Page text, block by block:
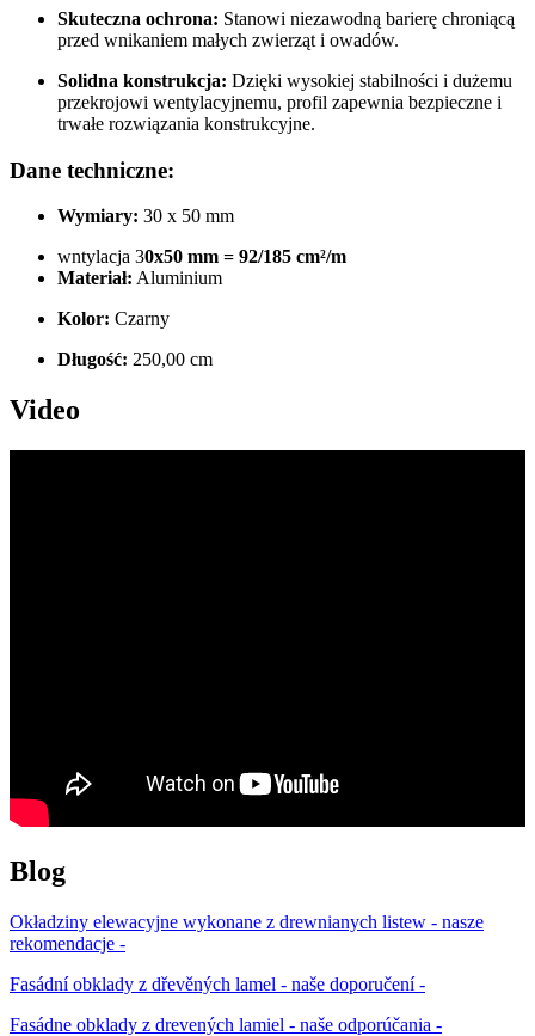
Skuteczna ochrona: Stanowi niezawodną barierę chroniącą
przed wnikaniem małych zwierząt i owadów.
Solidna konstrukcja: Dzięki wysokiej stabilności i dużemu
przekrojowi wentylacyjnemu, profil zapewnia bezpieczne i
trwałe rozwiązania konstrukcyjne.
Dane techniczne:
Wymiary: 30 x 50 mm
wntylacja 30x50 mm = 92/185 cm²/m
Materiał: Aluminium
Kolor: Czarny
Długość: 250,00 cm
Video
Blog
Okładziny elewacyjne wykonane z drewnianych listew - nasze
rekomendacje -
Fasádní obklady z dřevěných lamel - naše doporučení -
Fasádne obklady z drevených lamiel - naše odporúčania -